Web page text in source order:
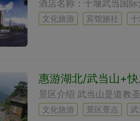
文化旅游 宾馆旅社
惠游湖北/武当山+
文化旅游 景区景点